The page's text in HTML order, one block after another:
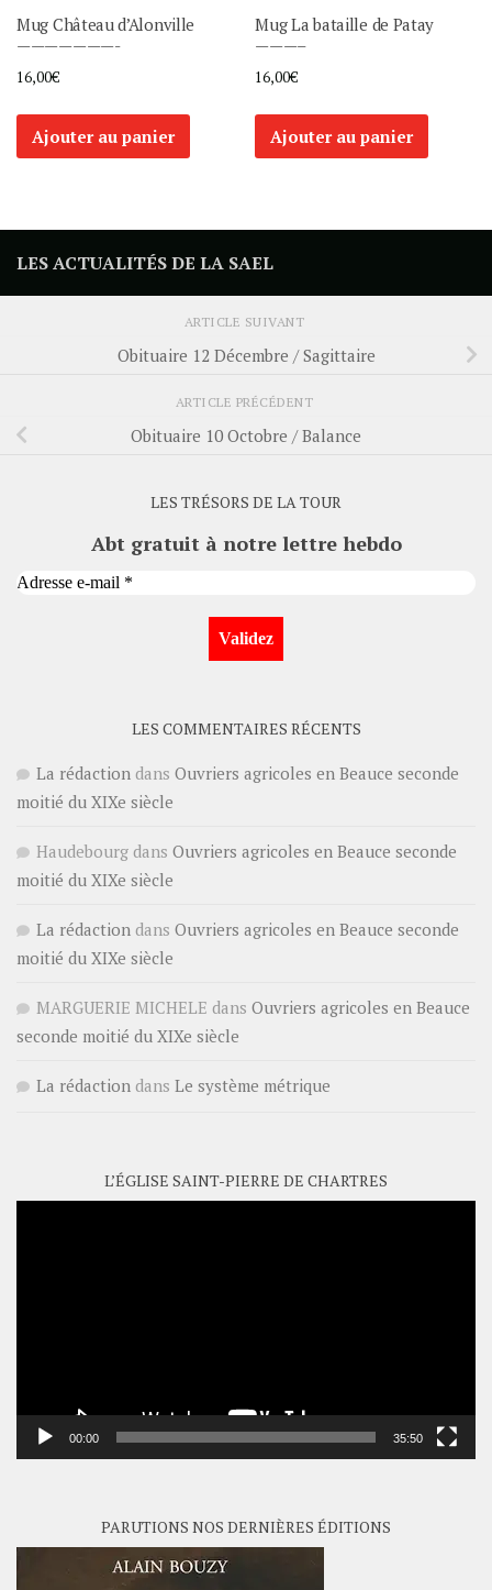
Mug Château d’Alonville
———————-
16,00€
Ajouter au panier
Mug La bataille de Patay
———–
16,00€
Ajouter au panier
LES ACTUALITÉS DE LA SAEL
ARTICLE SUIVANT
Obituaire 12 Décembre / Sagittaire
ARTICLE PRÉCÉDENT
Obituaire 10 Octobre / Balance
LES TRÉSORS DE LA TOUR
Abt gratuit à notre lettre hebdo
LES COMMENTAIRES RÉCENTS
La rédaction dans Ouvriers agricoles en Beauce seconde
moitié du XIXe siècle
Haudebourg dans Ouvriers agricoles en Beauce seconde
moitié du XIXe siècle
La rédaction dans Ouvriers agricoles en Beauce seconde
moitié du XIXe siècle
MARGUERIE MICHELE dans Ouvriers agricoles en Beauce
seconde moitié du XIXe siècle
La rédaction dans Le système métrique
L’ÉGLISE SAINT-PIERRE DE CHARTRES
00:00 35:50
PARUTIONS NOS DERNIÈRES ÉDITIONS